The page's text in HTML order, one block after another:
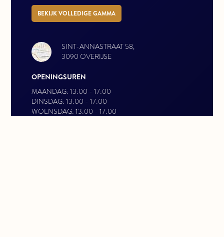
BEKIJK VOLLEDIGE GAMMA
SINT-ANNASTRAAT 58,
3090 OVERIJSE
OPENINGSUREN
MAANDAG: 13:00 - 17:00
DINSDAG: 13:00 - 17:00
WOENSDAG: 13:00 - 17:00